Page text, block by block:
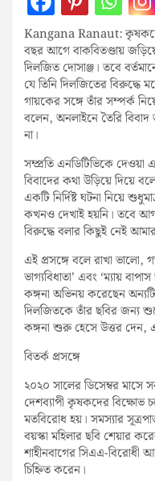
Kangana Ranaut:
বছর আগে বাকবিতণ্ডায়
দিলজিত দোসাঞ্জ। তবে
যে তিনি দিলজিতের বিরুদ্ধে
গায়কের সঙ্গে তাঁর সম্পর্ক
বলেন, অনলাইনে তৈরি
না।
সম্প্রতি এনডিটিভিকে দেওয়া
বিবাদের কথা উড়িয়ে দিয়ে
একটি নির্দিষ্ট ঘটনা নিয়ে
কখনও দেখাই হয়নি। তবে
বিরুদ্ধে বলার কিছুই নেই
এই প্রসঙ্গে বলে রাখা ভালো,
ভাগ্যবিধাতা’ এবং ‘ম্যায়
কঙ্গনা অভিনয় করেছেন
দিলজিতকে তাঁর ছবির জন্য
কঙ্গনা শুরু হেসে উত্তর দেন,
বিতর্ক প্রসঙ্গে
২০২০ সালের ডিসেম্বর মাসে
দেশব্যাপী কৃষকদের বিক্ষোভ
মতবিরোধ হয়। সমস্যার
বয়স্কা মহিলার ছবি শেয়ার
শাহীনবাগের সিএএ-বিরোধী
চিহ্নিত করেন।